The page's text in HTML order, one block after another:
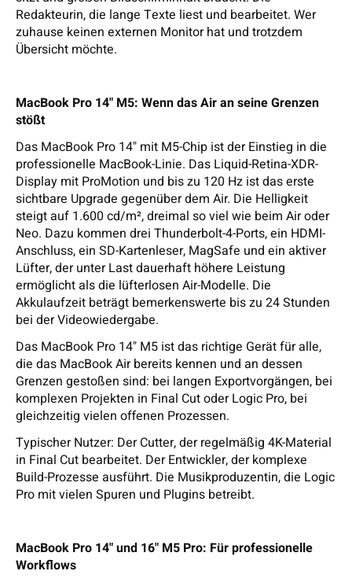
Redakteurin, die lange Texte liest und bearbeitet. Wer
zuhause keinen externen Monitor hat und trotzdem
Übersicht möchte.
MacBook Pro 14" M5: Wenn das Air an seine Grenzen
stößt
Das MacBook Pro 14" mit M5-Chip ist der Einstieg in die
professionelle MacBook-Linie. Das Liquid-Retina-XDR-
Display mit ProMotion und bis zu 120 Hz ist das erste
sichtbare Upgrade gegenüber dem Air. Die Helligkeit
steigt auf 1.600 cd/m², dreimal so viel wie beim Air oder
Neo. Dazu kommen drei Thunderbolt-4-Ports, ein HDMI-
Anschluss, ein SD-Kartenleser, MagSafe und ein aktiver
Lüfter, der unter Last dauerhaft höhere Leistung
ermöglicht als die lüfterlosen Air-Modelle. Die
Akkulaufzeit beträgt bemerkenswerte bis zu 24 Stunden
bei der Videowiedergabe.
Das MacBook Pro 14" M5 ist das richtige Gerät für alle,
die das MacBook Air bereits kennen und an dessen
Grenzen gestoßen sind: bei langen Exportvorgängen, bei
komplexen Projekten in Final Cut oder Logic Pro, bei
gleichzeitig vielen offenen Prozessen.
Typischer Nutzer: Der Cutter, der regelmäßig 4K-Material
in Final Cut bearbeitet. Der Entwickler, der komplexe
Build-Prozesse ausführt. Die Musikproduzentin, die Logic
Pro mit vielen Spuren und Plugins betreibt.
MacBook Pro 14" und 16" M5 Pro: Für professionelle
Workflows